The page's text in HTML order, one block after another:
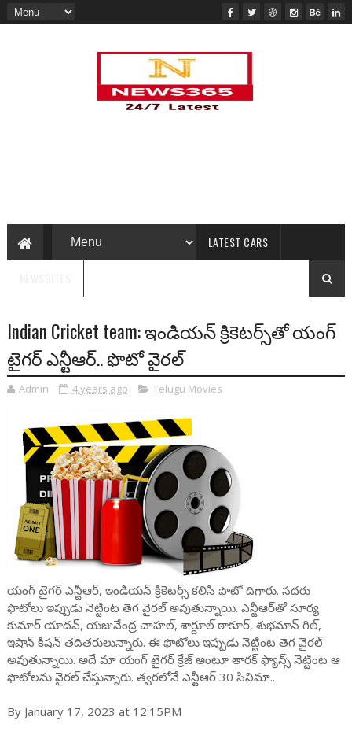
LATEST CARS
Indian Cricket team: ఇండియ‌న్‌ క్రికెటర్స్‌తో యంగ్
టైగ‌ర్ ఎన్టీఆర్.. ఫొటో వైర‌ల్
Admin 4 years ago Telugu Movies
యంగ్ టైగ‌ర్ ఎన్టీఆర్‌, ఇండియ‌న్ క్రికెట‌ర్స్ క‌లిసి ఫొటో దిగారు. స‌ద‌రు
ఫొటోలు ఇప్పుడు నెట్టింట తెగ వైర‌ల్ అవుతున్నాయి. ఎన్టీఆర్‌తో సూర్య
కుమార్ యాదవ్‌, య‌జువేంద్ర చాహ‌ల్‌, శార్దూల్ ఠాకూర్‌, శుభ‌మాన్ గిల్‌,
ఇషాన్ కిష‌న్ త‌దిత‌రులున్నారు. ఈ ఫొటోలు ఇప్పుడు నెట్టింట తెగ వైర‌ల్
అవుతున్నాయి. అదే మా యంగ్ టైగ‌ర్ క్రేజ్ అంటూ తార‌క్ ఫ్యాన్స్ నెట్టింట ఆ
ఫొటోల‌ను వైర‌ల్ చేస్తున్నారు. త్వ‌ర‌లోనే ఎన్టీఆర్ 30 సినిమా..
By January 17, 2023 at 12:15PM